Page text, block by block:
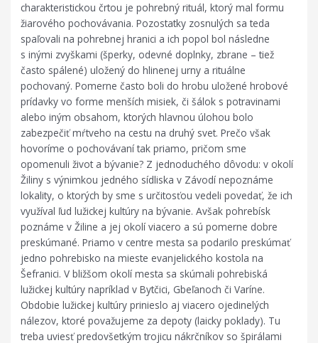
charakteristickou črtou je pohrebný rituál, ktorý mal formu
žiarového pochovávania. Pozostatky zosnulých sa teda
spaľovali na pohrebnej hranici a ich popol bol následne
s inými zvyškami (šperky, odevné doplnky, zbrane – tiež
často spálené) uložený do hlinenej urny a rituálne
pochovaný. Pomerne často boli do hrobu uložené hrobové
prídavky vo forme menších misiek, či šálok s potravinami
alebo iným obsahom, ktorých hlavnou úlohou bolo
zabezpečiť mŕtveho na cestu na druhý svet. Prečo však
hovoríme o pochovávaní tak priamo, pričom sme
opomenuli život a bývanie? Z jednoduchého dôvodu: v okolí
Žiliny s výnimkou jedného sídliska v Závodí nepoznáme
lokality, o ktorých by sme s určitosťou vedeli povedať, že ich
využíval ľud lužickej kultúry na bývanie. Avšak pohrebísk
poznáme v Žiline a jej okolí viacero a sú pomerne dobre
preskúmané. Priamo v centre mesta sa podarilo preskúmať
jedno pohrebisko na mieste evanjelického kostola na
Šefranici. V bližšom okolí mesta sa skúmali pohrebiská
lužickej kultúry napríklad v Bytčici, Gbeľanoch či Varíne.
Obdobie lužickej kultúry prinieslo aj viacero ojedinelých
nálezov, ktoré považujeme za depoty (laicky poklady). Tu
treba uviesť predovšetkým trojicu nákrčníkov so špirálami